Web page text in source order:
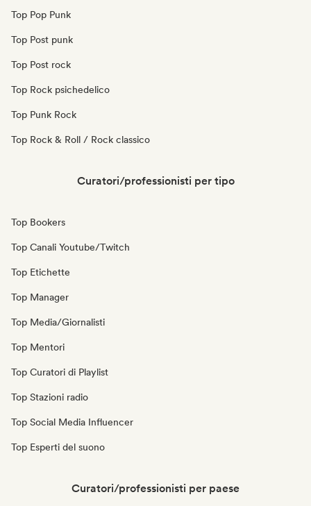
Top Pop Punk
Top Post punk
Top Post rock
Top Rock psichedelico
Top Punk Rock
Top Rock & Roll / Rock classico
Curatori/professionisti per tipo
Top Bookers
Top Canali Youtube/Twitch
Top Etichette
Top Manager
Top Media/Giornalisti
Top Mentori
Top Curatori di Playlist
Top Stazioni radio
Top Social Media Influencer
Top Esperti del suono
Curatori/professionisti per paese